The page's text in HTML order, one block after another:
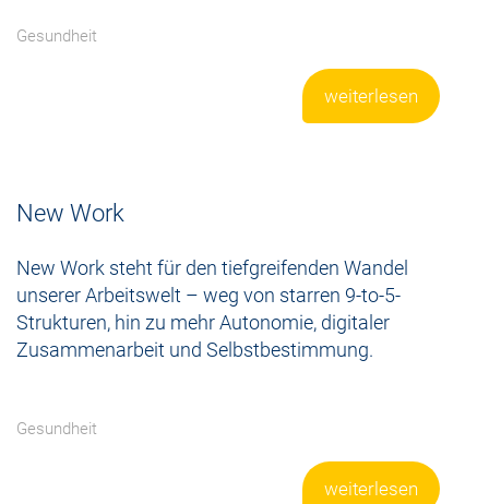
Gesundheit
weiterlesen
New Work
New Work steht für den tiefgreifenden Wandel
unserer Arbeitswelt – weg von starren 9-to-5-
Strukturen, hin zu mehr Autonomie, digitaler
Zusammenarbeit und Selbstbestimmung.
Gesundheit
weiterlesen